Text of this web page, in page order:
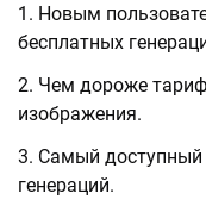
Новым
бесплатных
Чем дороже
изображения.
Самый доступный
генераций.